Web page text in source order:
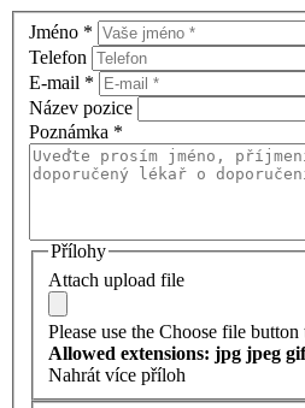
Jméno *
Telefon
E-mail *
Název pozice
Poznámka *
Přílohy
Attach upload file
Please use the Choose file
Allowed extensions: jpg jpeg
Nahrát více příloh